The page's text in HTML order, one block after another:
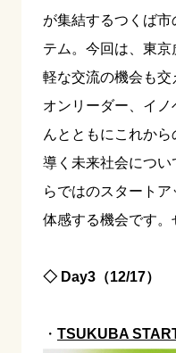
が集結するつくば
テム。今回は、東
軽な交流の機会も
オンリーダー、イ
んとともにこれか
導く未来社会につ
らではのスタート
体感する機会です。
◇ Day3（12/17）
・ TSUKUBA